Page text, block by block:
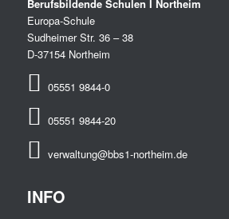
Berufsbildende Schulen I Northeim
Europa-Schule
Sudheimer Str. 36 – 38
D-37154 Northeim
05551 9844-0
05551 9844-20
verwaltung@bbs1-northeim.de
INFO